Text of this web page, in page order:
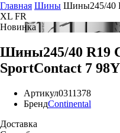
Главная Шины Шины245/40
XL FR
Новинка
Шины245/40 R19
SportContact 7
Артикул0311378
БрендContinental
Доставка